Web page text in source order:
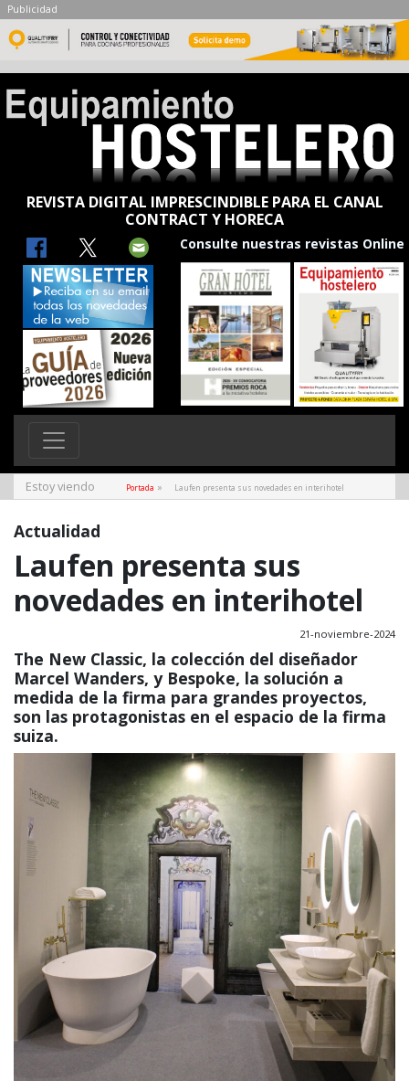
Publicidad
REVISTA DIGITAL IMPRESCINDIBLE PARA EL CANAL
CONTRACT Y HORECA
Consulte nuestras revistas Online
Estoy viendo Portada » Laufen presenta sus novedades en interihotel
Actualidad
Laufen presenta sus
novedades en interihotel
21-noviembre-2024
The New Classic, la colección del diseñador
Marcel Wanders, y Bespoke, la solución a
medida de la firma para grandes proyectos,
son las protagonistas en el espacio de la firma
suiza.